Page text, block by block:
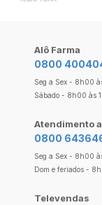
Alô Farma
0800
Seg a Sex - 8h00
Sábado - 8h00 às
Atendimento
0800
Seg a Sex - 8h00
Dom e feriados -
Televendas